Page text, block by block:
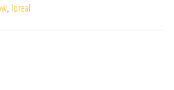
, loreal